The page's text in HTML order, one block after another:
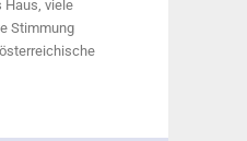
Haus, viele
Stimmung